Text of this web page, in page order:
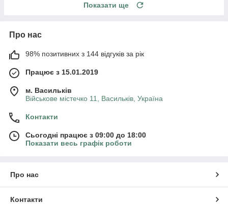
Показати ще
Про нас
98% позитивних з 144 відгуків за рік
Працює з 15.01.2019
м. Васильків
Військове містечко 11, Васильків, Україна
Контакти
Сьогодні працює з 09:00 до 18:00
Показати весь графік роботи
Про нас
Контакти